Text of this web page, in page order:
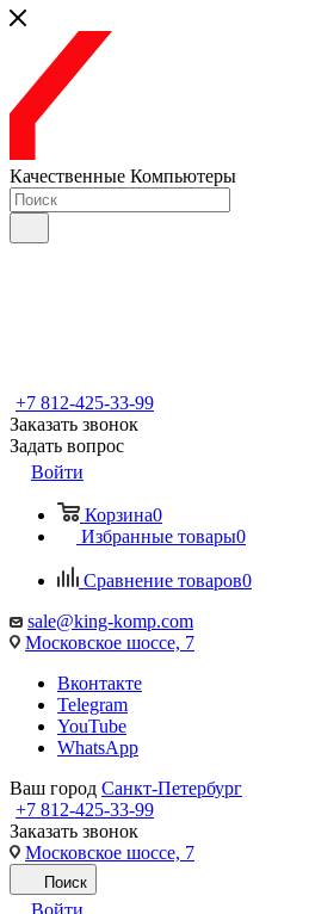
Качественные Компьютеры
+7 812-425-33-99
Заказать звонок
Задать вопрос
Войти
Корзина0
Избранные товары0
Сравнение товаров0
sale@king-komp.com
Московское шоссе, 7
Вконтакте
Telegram
YouTube
WhatsApp
Ваш город Санкт-Петербург
+7 812-425-33-99
Заказать звонок
Московское шоссе, 7
Поиск
Войти